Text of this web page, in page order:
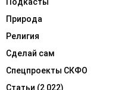
Подкасты
Природа
Религия
Сделай сам
Спецпроекты СКФО
Статьи (2 022)